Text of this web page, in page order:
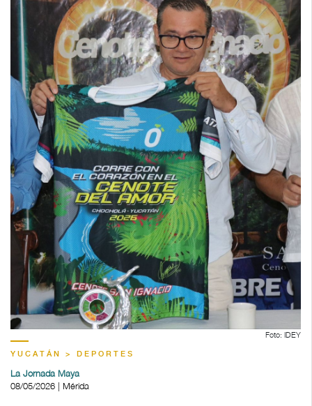
Foto: IDEY
YUCATÁN > DEPORTES
La Jornada Maya
08/05/2026 | Mérida